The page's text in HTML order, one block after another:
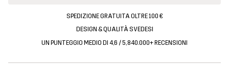
SPEDIZIONE GRATUITA OLTRE 100 €
DESIGN & QUALITÀ SVEDESI
UN PUNTEGGIO MEDIO DI 4,6 / 5, 840.000+ RECENSIONI